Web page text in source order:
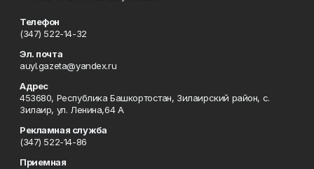
Телефон
(347) 522-14-32
Эл. почта
auyl.gazeta@yandex.ru
Адрес
453680, Республика Башкортостан, Зилаирский район, с.
Зилаир, ул. Ленина,64 А
Рекламная служба
(347) 522-14-86
Приемная